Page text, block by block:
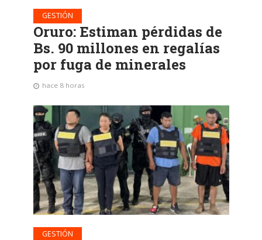
GESTIÓN
Oruro: Estiman pérdidas de
Bs. 90 millones en regalías
por fuga de minerales
hace 8 horas
GESTIÓN